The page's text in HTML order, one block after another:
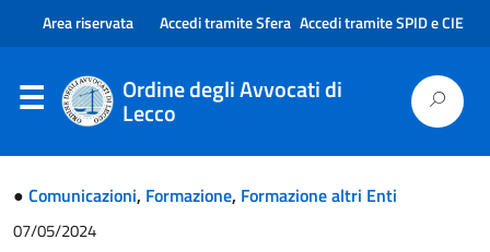
Area riservata Accedi tramite Sfera Accedi tramite SPID e CIE
Ordine degli Avvocati di
Lecco
● Comunicazioni, Formazione, Formazione altri Enti
07/05/2024